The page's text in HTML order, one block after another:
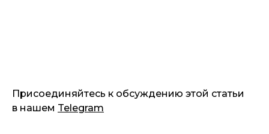
Присоединяйтесь к обсуждению этой статьи
в нашем Telegram